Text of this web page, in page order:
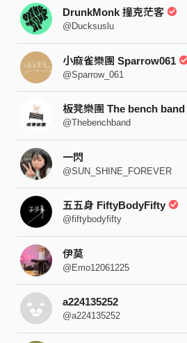
DrunkMonk 撞克茫客
@Ducksuslu
小麻雀樂團 Sparrow061
@Sparrow_061
板凳樂團 The bench band
@Thebenchband
一閃
@SUN_SHINE_FOREVER
五五身 FiftyBodyFifty
@fiftybodyfifty
伊莫
@Emo12061225
a224135252
@a224135252